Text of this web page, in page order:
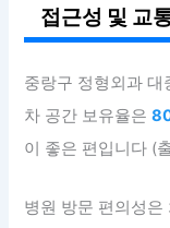
접근성 및 교
중랑구 정형외과
차 공간 보유율은
이 좋은 편입니다 (
병원 방문 편의성